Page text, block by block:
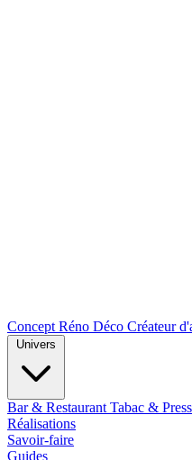
Concept Réno Déco Créateur
Bar & Restaurant Tabac &
Réalisations
Savoir-faire
Guides